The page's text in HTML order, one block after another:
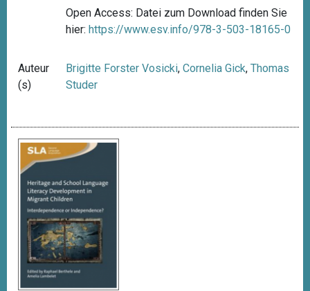
Open Access: Datei zum Download finden Sie
hier: https://www.esv.info/978-3-503-18165-0
Auteur
(s)
Brigitte Forster Vosicki,Cornelia Gick,Thomas
Studer